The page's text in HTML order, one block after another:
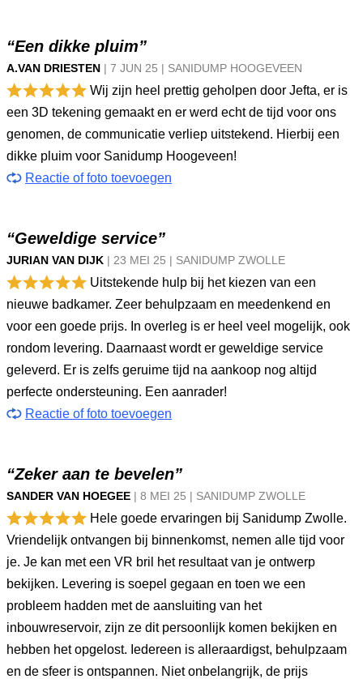
“Een dikke pluim”
A.VAN DRIESTEN | 7 JUN 25 | SANIDUMP HOOGEVEEN
Wij zijn heel prettig geholpen door Jefta, er is
een 3D tekening gemaakt en er werd echt de tijd voor ons
genomen, de communicatie verliep uitstekend. Hierbij een
dikke pluim voor Sanidump Hoogeveen!
Reactie of foto toevoegen
“Geweldige service”
JURIAN VAN DIJK | 23 MEI 25 | SANIDUMP ZWOLLE
Uitstekende hulp bij het kiezen van een
nieuwe badkamer. Zeer behulpzaam en meedenkend en
voor een goede prijs. In overleg is er heel veel mogelijk, ook
rondom levering. Daarnaast wordt er geweldige service
geleverd. Er is zelfs geruime tijd na aankoop nog altijd
perfecte ondersteuning. Een aanrader!
Reactie of foto toevoegen
“Zeker aan te bevelen”
SANDER VAN HOEGEE | 8 MEI 25 | SANIDUMP ZWOLLE
Hele goede ervaringen bij Sanidump Zwolle.
Vriendelijk ontvangen bij binnenkomst, nemen alle tijd voor
je. Je kan met een VR bril het resultaat van je ontwerp
bekijken. Levering is soepel gegaan en toen we een
probleem hadden met de aansluiting van het
inbouwreservoir, zijn ze dit persoonlijk komen bekijken en
hebben het opgelost. Iedereen is alleraardigst, behulpzaam
en de sfeer is ontspannen. Niet onbelangrijk, de prijs